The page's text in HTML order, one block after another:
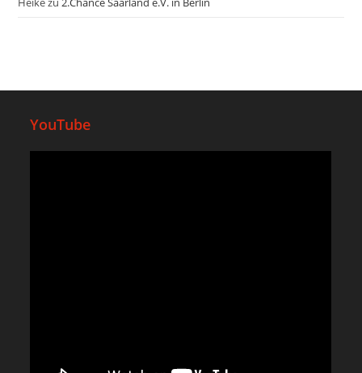
YouTube